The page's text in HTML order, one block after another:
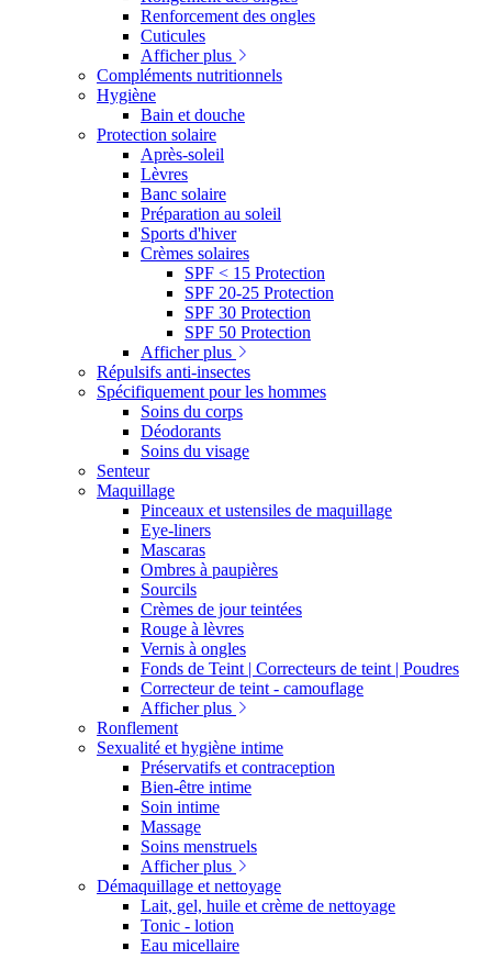
Renforcement des ongles
Cuticules
Afficher plus
Compléments nutritionnels
Hygiène
Bain et douche
Protection solaire
Après-soleil
Lèvres
Banc solaire
Préparation au soleil
Sports d'hiver
Crèmes solaires
SPF < 15 Protection
SPF 20-25 Protection
SPF 30 Protection
SPF 50 Protection
Afficher plus
Répulsifs anti-insectes
Spécifiquement pour les hommes
Soins du corps
Déodorants
Soins du visage
Senteur
Maquillage
Pinceaux et ustensiles de maquillage
Eye-liners
Mascaras
Ombres à paupières
Sourcils
Crèmes de jour teintées
Rouge à lèvres
Vernis à ongles
Fonds de Teint | Correcteurs de teint | Poudres
Correcteur de teint - camouflage
Afficher plus
Ronflement
Sexualité et hygiène intime
Préservatifs et contraception
Bien-être intime
Soin intime
Massage
Soins menstruels
Afficher plus
Démaquillage et nettoyage
Lait, gel, huile et crème de nettoyage
Tonic - lotion
Eau micellaire